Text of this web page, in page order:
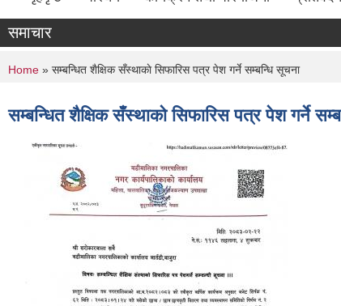
समाचार
You are here
Home » सम्बन्धित शैक्षिक सँस्थाकाे सिफारिस पत्र पेश गर्ने सम्बन्धि सूचना
सम्बन्धित शैक्षिक सँस्थाकाे सिफारिस पत्र पेश गर्ने